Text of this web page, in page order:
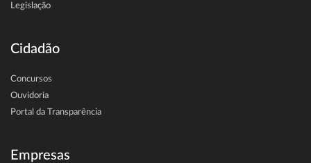
Legislação
Cidadão
Concursos
Ouvidoria
Portal da Transparência
Empresas